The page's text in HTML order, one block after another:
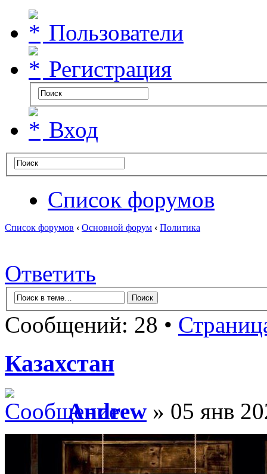
Пользователи
Регистрация
Вход
Список форумов
Список форумов ‹ Основной форум ‹ Политика
Ответить
Сообщений: 28 •
Казахстан
Andrew » 05 янв